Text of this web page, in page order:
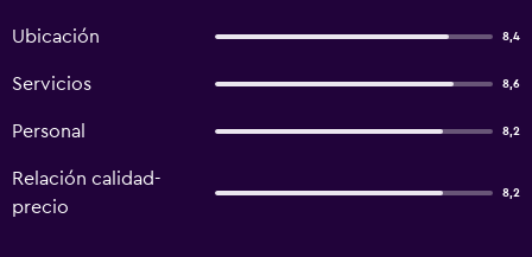
Ubicación 8,4
Servicios 8,6
Personal 8,2
Relación calidad-
precio
8,2